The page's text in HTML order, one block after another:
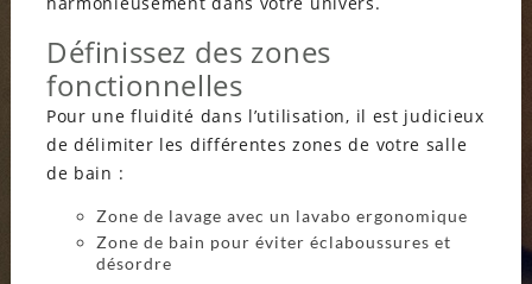
Définissez des zones
fonctionnelles
Pour une fluidité dans l’utilisation, il est judicieux
de délimiter les différentes zones de votre salle
de bain :
Zone de lavage avec un lavabo ergonomique
Zone de bain pour éviter éclaboussures et
désordre